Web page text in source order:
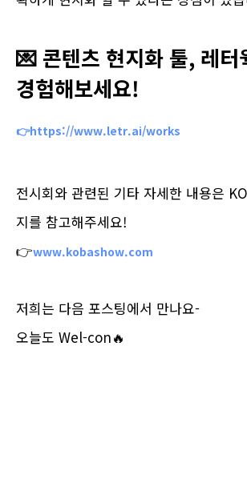
💌 콘텐츠 현지화 툴, 레터
경험해보세요!
👉https://www.letr.ai/works
전시회와 관련된 기타 자세한 내용은
지를 참고해주세요!
👉www.kobashow.com
저희는 다음 포스팅에서 만나요-
오늘도 Wel-con🔥